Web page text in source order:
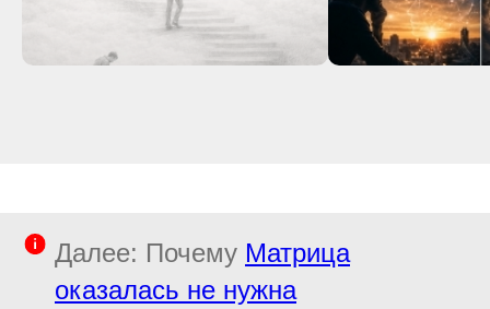
Далее: Почему Матрица
оказалась не нужна